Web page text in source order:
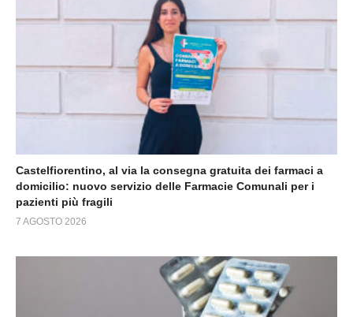
Castelfiorentino, al via la consegna gratuita dei farmaci a
domicilio: nuovo servizio delle Farmacie Comunali per i
pazienti più fragili
7 AGOSTO 2026